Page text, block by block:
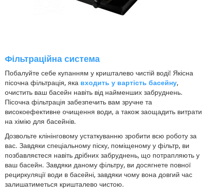
Фільтраційна система
Побалуйте себе купанням у кришталево чистій воді! Якісна
пісочна фільтрація, яка входить у вартість басейну,
очистить ваш басейн навіть від найменших забруднень.
Пісочна фільтрація забезпечить вам зручне та
високоефективне очищення води, а також заощадить витрати
на хімію для басейнів.
Дозвольте клінінговому устаткуванню зробити всю роботу за
вас. Завдяки спеціальному піску, поміщеному у фільтр, ви
позбавляєтеся навіть дрібних забруднень, що потрапляють у
ваш басейн. Завдяки даному фільтру, ви досягнете повної
рециркуляції води в басейні, завдяки чому вона довгий час
залишатиметься кришталево чистою.